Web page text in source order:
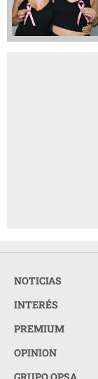
NOTICIAS
INTERÉS
PREMIUM
OPINION